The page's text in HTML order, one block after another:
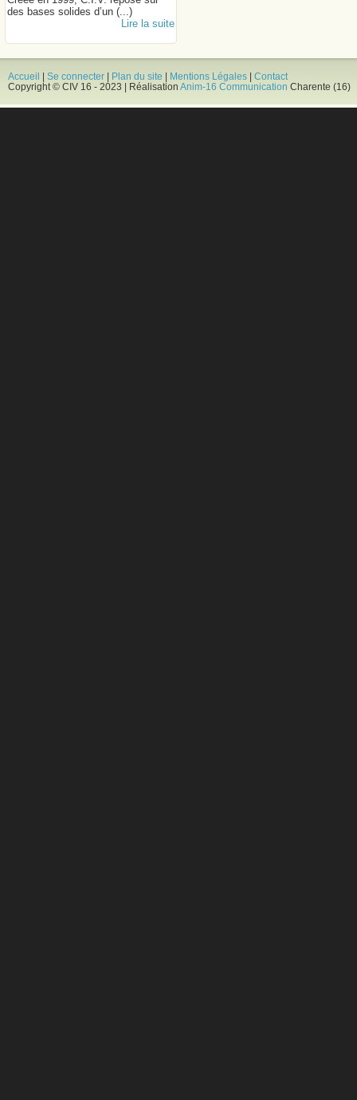
des bases solides d’un (...)
Lire la suite
Accueil Se connecter Plan du site Mentions Légales
Contact
Copyright © CIV 16 - 2023 | Réalisation Anim-16 Communication Charente (16)